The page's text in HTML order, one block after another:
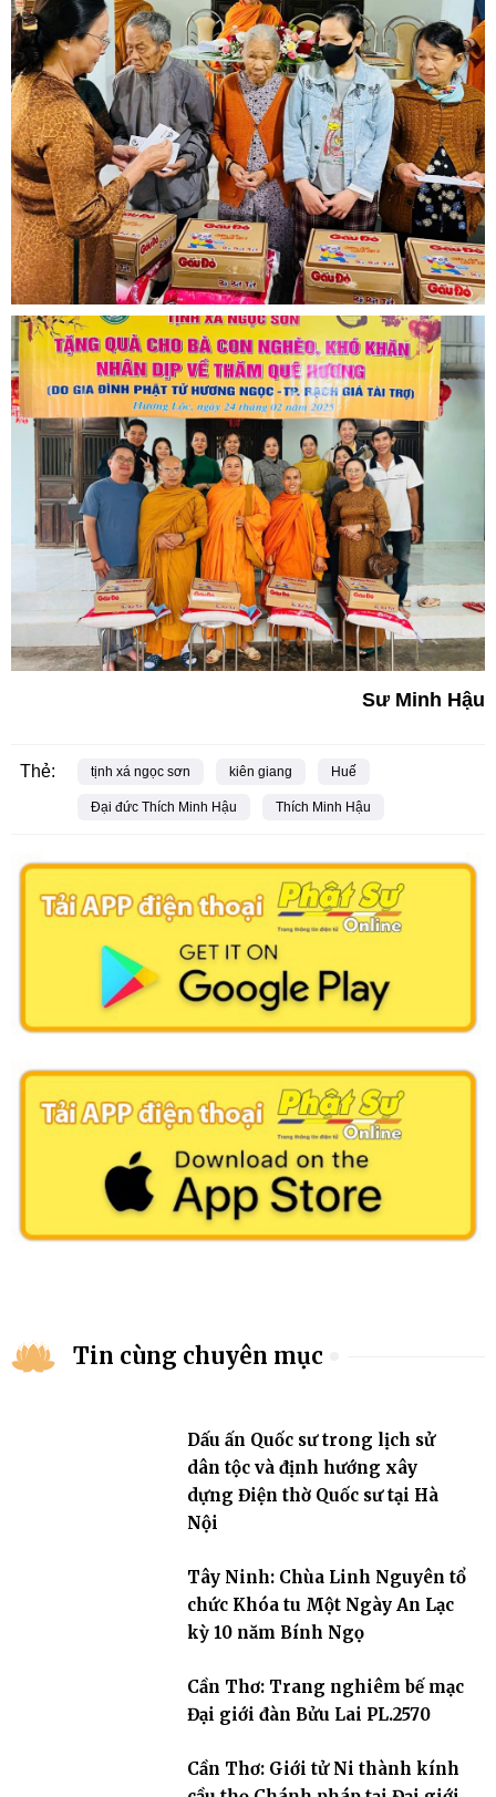
Sư Minh Hậu
Thẻ: tịnh xá ngọc sơn kiên giang Huế
Đại đức Thích Minh Hậu Thích Minh Hậu
Tin cùng chuyên mục
Dấu ấn Quốc sư trong lịch sử
dân tộc và định hướng xây
dựng Điện thờ Quốc sư tại Hà
Nội
Tây Ninh: Chùa Linh Nguyên tổ
chức Khóa tu Một Ngày An Lạc
kỳ 10 năm Bính Ngọ
Cần Thơ: Trang nghiêm bế mạc
Đại giới đàn Bửu Lai PL.2570
Cần Thơ: Giới tử Ni thành kính